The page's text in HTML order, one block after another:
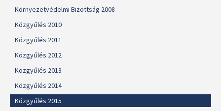
Környezetvédelmi Bizottság 2008
Közgyűlés 2010
Közgyűlés 2011
Közgyűlés 2012
Közgyűlés 2013
Közgyűlés 2014
Közgyűlés 2015